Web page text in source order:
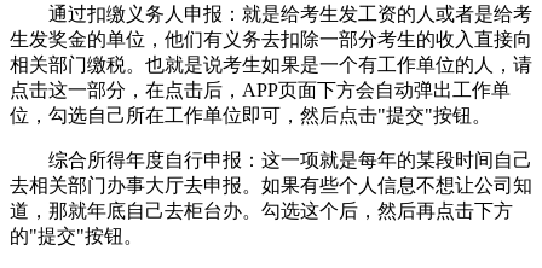
通过扣缴义务人申报：就是给考生发工资的人或者是给考
生发奖金的单位，他们有义务去扣除一部分考生的收入直接向
相关部门缴税。也就是说考生如果是一个有工作单位的人，请
点击这一部分，在点击后，APP页面下方会自动弹出工作单
位，勾选自己所在工作单位即可，然后点击"提交"按钮。
综合所得年度自行申报：这一项就是每年的某段时间自己
去相关部门办事大厅去申报。如果有些个人信息不想让公司知
道，那就年底自己去柜台办。勾选这个后，然后再点击下方
的"提交"按钮。